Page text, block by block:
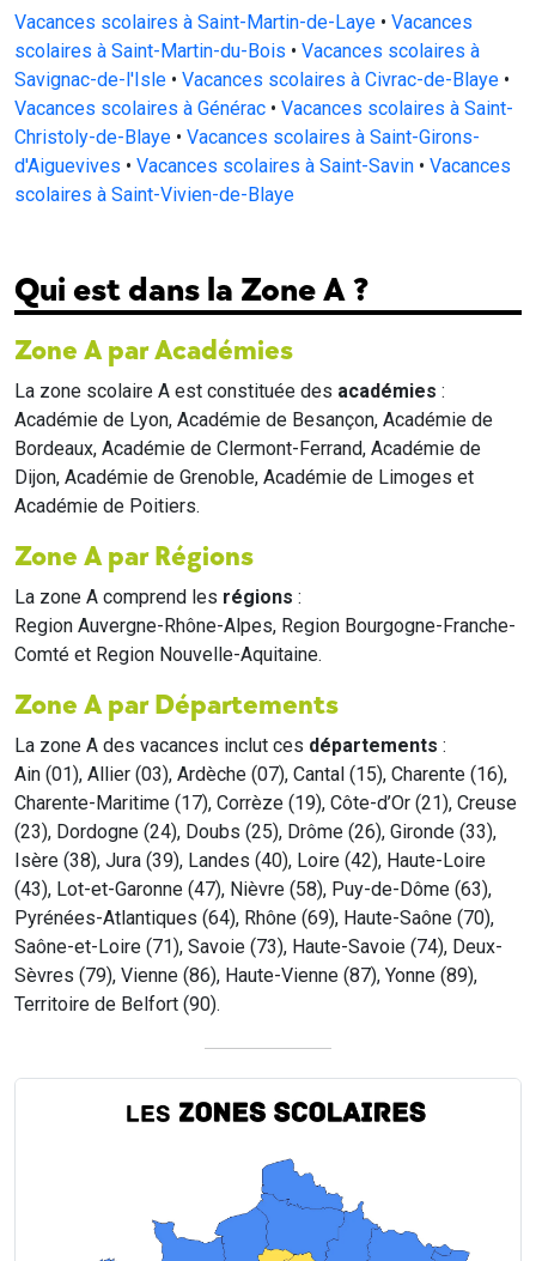
Vacances scolaires à Saint-Martin-de-Laye • Vacances
scolaires à Saint-Martin-du-Bois • Vacances scolaires à
Savignac-de-l'Isle • Vacances scolaires à Civrac-de-Blaye •
Vacances scolaires à Générac • Vacances scolaires à Saint-
Christoly-de-Blaye • Vacances scolaires à Saint-Girons-
d'Aiguevives • Vacances scolaires à Saint-Savin • Vacances
scolaires à Saint-Vivien-de-Blaye
Qui est dans la Zone A ?
Zone A par Académies
La zone scolaire A est constituée des académies :
Académie de Lyon, Académie de Besançon, Académie de
Bordeaux, Académie de Clermont-Ferrand, Académie de
Dijon, Académie de Grenoble, Académie de Limoges et
Académie de Poitiers.
Zone A par Régions
La zone A comprend les régions :
Region Auvergne-Rhône-Alpes, Region Bourgogne-Franche-
Comté et Region Nouvelle-Aquitaine.
Zone A par Départements
La zone A des vacances inclut ces départements :
Ain (01), Allier (03), Ardèche (07), Cantal (15), Charente (16),
Charente-Maritime (17), Corrèze (19), Côte-d’Or (21), Creuse
(23), Dordogne (24), Doubs (25), Drôme (26), Gironde (33),
Isère (38), Jura (39), Landes (40), Loire (42), Haute-Loire
(43), Lot-et-Garonne (47), Nièvre (58), Puy-de-Dôme (63),
Pyrénées-Atlantiques (64), Rhône (69), Haute-Saône (70),
Saône-et-Loire (71), Savoie (73), Haute-Savoie (74), Deux-
Sèvres (79), Vienne (86), Haute-Vienne (87), Yonne (89),
Territoire de Belfort (90).